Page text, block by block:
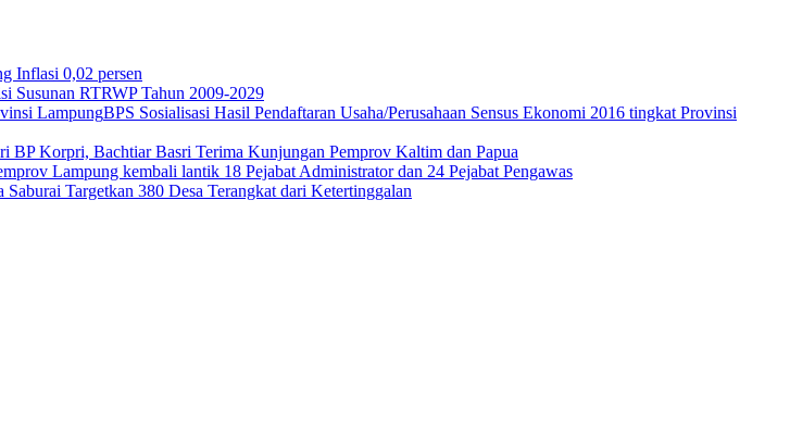
Inflasi 0,02 persen
Susunan RTRWP Tahun 2009-2029
BPS Sosialisasi Hasil Pendaftaran Usaha/Perusahaan Sensus Ekonomi 2016 tingkat Provinsi
BP Korpri, Bachtiar Basri Terima Kunjungan Pemprov Kaltim dan Papua
Lampung kembali lantik 18 Pejabat Administrator dan 24 Pejabat Pengawas
Saburai Targetkan 380 Desa Terangkat dari Ketertinggalan